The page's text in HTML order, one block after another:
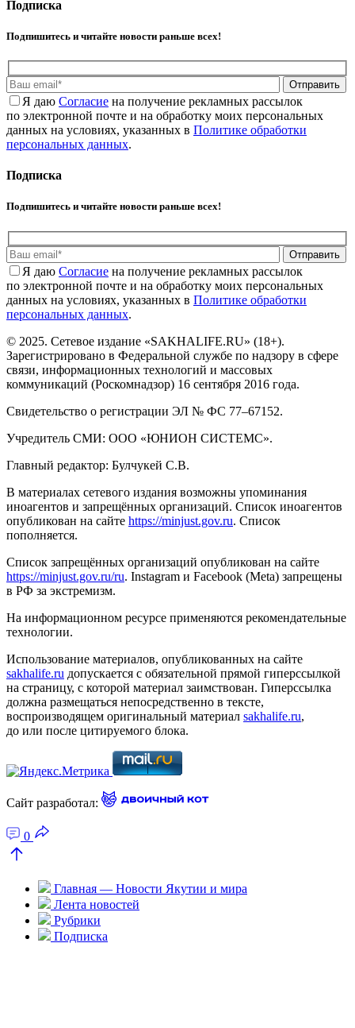
Подписка
Подпишитесь и читайте новости раньше всех!
Отправить
Я даю Cогласие на получение рекламных рассылок
по электронной почте и на обработку моих персональных
данных на условиях, указанных в Политике обработки
персональных данных.
Подписка
Подпишитесь и читайте новости раньше всех!
Отправить
Я даю Cогласие на получение рекламных рассылок
по электронной почте и на обработку моих персональных
данных на условиях, указанных в Политике обработки
персональных данных.
© 2025. Сетевое издание «SAKHALIFE.RU» (18+).
Зарегистрировано в Федеральной службе по надзору в сфере
связи, информационных технологий и массовых
коммуникаций (Роскомнадзор) 16 сентября 2016 года.
Свидетельство о регистрации ЭЛ № ФС 77–67152.
Учредитель СМИ: ООО «ЮНИОН СИСТЕМС».
Главный редактор: Булчукей С.В.
В материалах сетевого издания возможны упоминания
иноагентов и запрещённых организаций. Список иноагентов
опубликован на сайте https://minjust.gov.ru. Список
пополняется.
Список запрещённых организаций опубликован на сайте
https://minjust.gov.ru/ru. Instagram и Facebook (Metа) запрещены
в РФ за экстремизм.
На информационном ресурсе применяются рекомендательные
технологии.
Использование материалов, опубликованных на сайте
sakhalife.ru допускается с обязательной прямой гиперссылкой
на страницу, с которой материал заимствован. Гиперссылка
должна размещаться непосредственно в тексте,
воспроизводящем оригинальный материал sakhalife.ru,
до или после цитируемого блока.
Сайт разработал:
0
Главная — Новости Якутии и мира
Лента новостей
Рубрики
Подписка